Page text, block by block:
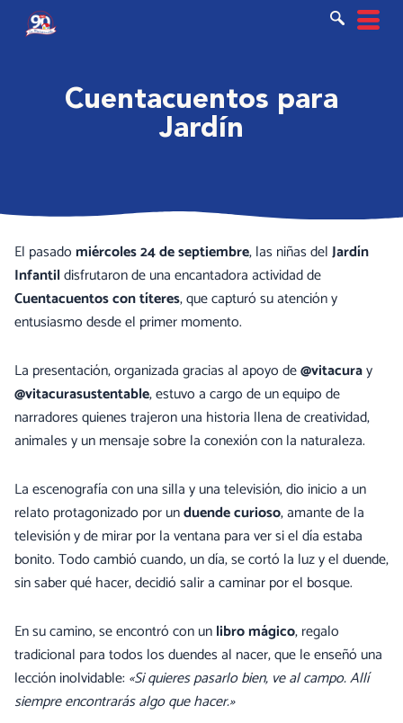
Cuentacuentos para
Jardín
El pasadomiércoles 24 de septiembre, las niñas delJardín
Infantildisfrutaron de una encantadora actividad de
Cuentacuentos con títeres, que capturó su atención y
entusiasmo desde el primer momento.
La presentación, organizada gracias al apoyo de@vitacuray
@vitacurasustentable, estuvo a cargo de un equipo de
narradores quienes trajeron una historia llena de creatividad,
animales y un mensaje sobre la conexión con la naturaleza.
La escenografía con una silla y una televisión, dio inicio a un
relato protagonizado por unduende curioso, amante de la
televisión y de mirar por la ventana para ver si el día estaba
bonito. Todo cambió cuando, un día, se cortó la luz y el duende,
sin saber qué hacer, decidió salir a caminar por el bosque.
En su camino, se encontró con unlibro mágico, regalo
tradicional para todos los duendes al nacer, que le enseñó una
lección inolvidable:«Si quieres pasarlo bien, ve al campo. Allí
siempre encontrarás algo que hacer.»